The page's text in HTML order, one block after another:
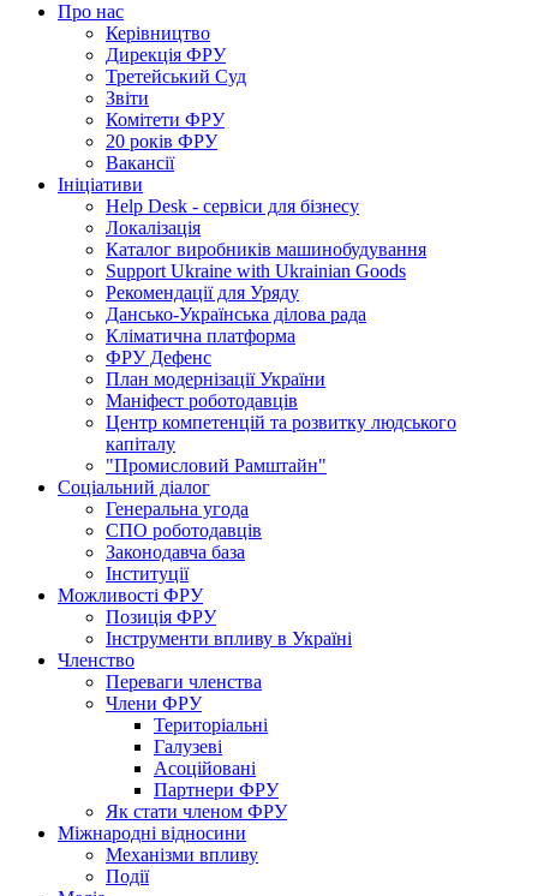
Про нас
Керівництво
Дирекція ФРУ
Третейський Суд
Звіти
Комітети ФРУ
20 років ФРУ
Вакансії
Ініціативи
Help Desk - сервіси для бізнесу
Локалізація
Каталог виробників машинобудування
Support Ukraine with Ukrainian Goods
Рекомендації для Уряду
Дансько-Українська ділова рада
Кліматична платформа
ФРУ Дефенс
План модернізації України
Маніфест роботодавців
Центр компетенцій та розвитку людського
капіталу
"Промисловий Рамштайн"
Соціальний діалог
Генеральна угода
СПО роботодавців
Законодавча база
Інституції
Можливості ФРУ
Позиція ФРУ
Інструменти впливу в Україні
Членство
Переваги членства
Члени ФРУ
Територіальні
Галузеві
Асоційовані
Партнери ФРУ
Як стати членом ФРУ
Міжнародні відносини
Механізми впливу
Події